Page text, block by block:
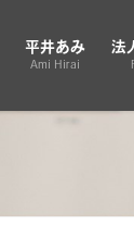
平井あみ
Ami Hirai
法